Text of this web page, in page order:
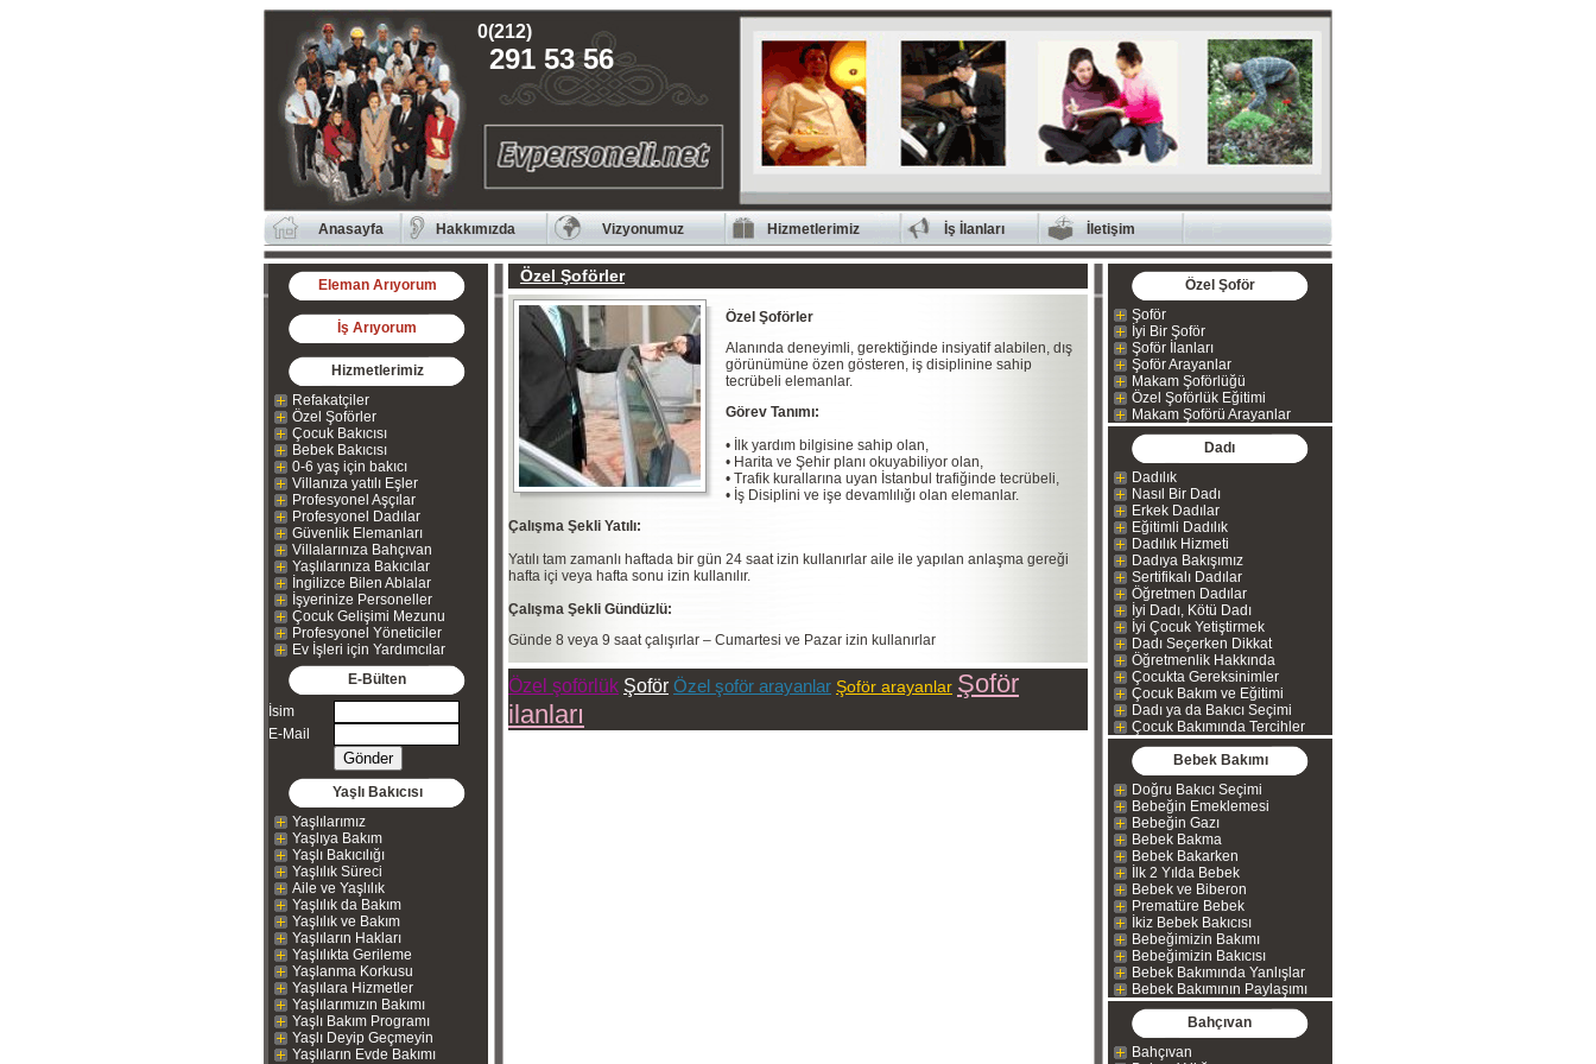
0(212)
291 53 56
Anasayfa Hakkımızda Vizyonumuz Hizmetlerimiz İş İlanları İletişim
Eleman Arıyorum
İş Arıyorum
Hizmetlerimiz
Refakatçiler
Özel Şoförler
Çocuk Bakıcısı
Bebek Bakıcısı
0-6 yaş için bakıcı
Villanıza yatılı Eşler
Profesyonel Aşçılar
Profesyonel Dadılar
Güvenlik Elemanları
Villalarınıza Bahçıvan
Yaşlılarınıza Bakıcılar
İngilizce Bilen Ablalar
İşyerinize Personeller
Çocuk Gelişimi Mezunu
Profesyonel Yöneticiler
Ev İşleri için Yardımcılar
E-Bülten
İsim
E-Mail
Yaşlı Bakıcısı
Yaşlılarımız
Yaşlıya Bakım
Yaşlı Bakıcılığı
Yaşlılık Süreci
Aile ve Yaşlılık
Yaşlılık da Bakım
Yaşlılık ve Bakım
Yaşlıların Hakları
Yaşlılıkta Gerileme
Yaşlanma Korkusu
Yaşlılara Hizmetler
Yaşlılarımızın Bakımı
Yaşlı Bakım Programı
Yaşlı Deyip Geçmeyin
Yaşlıların Evde Bakımı
Özel Şoförler
Özel Şoförler
Alanında deneyimli, gerektiğinde insiyatif alabilen, dış
görünümüne özen gösteren, iş disiplinine sahip
tecrübeli elemanlar.
Görev Tanımı:
• İlk yardım bilgisine sahip olan,
• Harita ve Şehir planı okuyabiliyor olan,
• Trafik kurallarına uyan İstanbul trafiğinde tecrübeli,
• İş Disiplini ve işe devamlılığı olan elemanlar.
Çalışma Şekli Yatılı:
Yatılı tam zamanlı haftada bir gün 24 saat izin kullanırlar aile ile yapılan anlaşma gereği
hafta içi veya hafta sonu izin kullanılır.
Çalışma Şekli Gündüzlü:
Günde 8 veya 9 saat çalışırlar – Cumartesi ve Pazar izin kullanırlar
Özel şoförlük Şoför Özel şoför arayanlar Şoför arayanlar Şoför
ilanları
Özel Şoför
Şoför
İyi Bir Şoför
Şoför İlanları
Şoför Arayanlar
Makam Şoförlüğü
Özel Şoförlük Eğitimi
Makam Şoförü Arayanlar
Dadı
Dadılık
Nasıl Bir Dadı
Erkek Dadılar
Eğitimli Dadılık
Dadılık Hizmeti
Dadıya Bakışımız
Sertifikalı Dadılar
Öğretmen Dadılar
İyi Dadı, Kötü Dadı
İyi Çocuk Yetiştirmek
Dadı Seçerken Dikkat
Öğretmenlik Hakkında
Çocukta Gereksinimler
Çocuk Bakım ve Eğitimi
Dadı ya da Bakıcı Seçimi
Çocuk Bakımında Tercihler
Bebek Bakımı
Doğru Bakıcı Seçimi
Bebeğin Emeklemesi
Bebeğin Gazı
Bebek Bakma
Bebek Bakarken
İlk 2 Yılda Bebek
Bebek ve Biberon
Prematüre Bebek
İkiz Bebek Bakıcısı
Bebeğimizin Bakımı
Bebeğimizin Bakıcısı
Bebek Bakımında Yanlışlar
Bebek Bakımının Paylaşımı
Bahçıvan
Bahçıvan